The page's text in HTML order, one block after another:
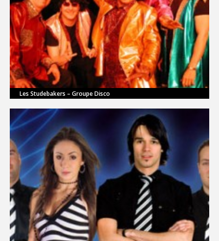
Les Studebakers – Groupe Disco